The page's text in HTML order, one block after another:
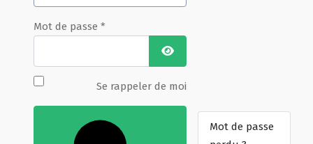
Mot de passe *
Afficher le mot de passe
Se rappeler de moi
Mot de passe